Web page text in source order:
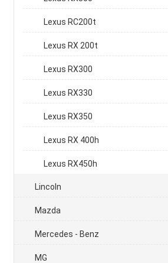
Lexus RC200t
Lexus RX 200t
Lexus RX300
Lexus RX330
Lexus RX350
Lexus RX 400h
Lexus RX450h
Lincoln
Mazda
Mercedes - Benz
MG